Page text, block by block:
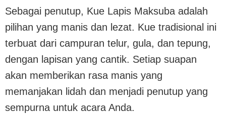
Sebagai penutup, Kue Lapis Maksuba adalah
pilihan yang manis dan lezat. Kue tradisional ini
terbuat dari campuran telur, gula, dan tepung,
dengan lapisan yang cantik. Setiap suapan
akan memberikan rasa manis yang
memanjakan lidah dan menjadi penutup yang
sempurna untuk acara Anda.